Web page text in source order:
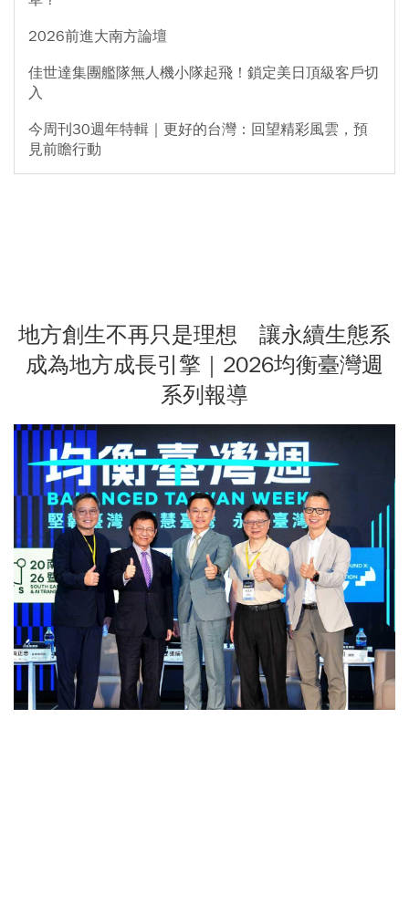
2026前進大南方論壇
佳世達集團艦隊無人機小隊起飛！鎖定美日頂級客戶切
入
今周刊30週年特輯｜更好的台灣：回望精彩風雲，預
見前瞻行動
地方創生不再只是理想 讓永續生態系
成為地方成長引擎｜2026均衡臺灣週
系列報導